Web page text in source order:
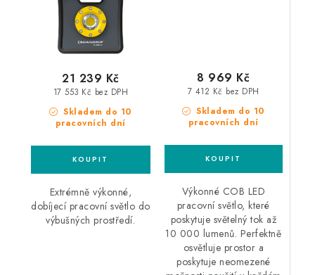
Skladem do 10
pracovních dní
17 553 Kč bez DPH
21 239 Kč
Extrémně výkonné,
dobíjecí pracovní světlo do
výbušných prostředí.
Skladem do 10
pracovních dní
7 412 Kč bez DPH
8 969 Kč
Výkonné COB LED
pracovní světlo, které
poskytuje světelný tok až
10 000 lumenů. Perfektně
osvětluje prostor a
poskytuje neomezené